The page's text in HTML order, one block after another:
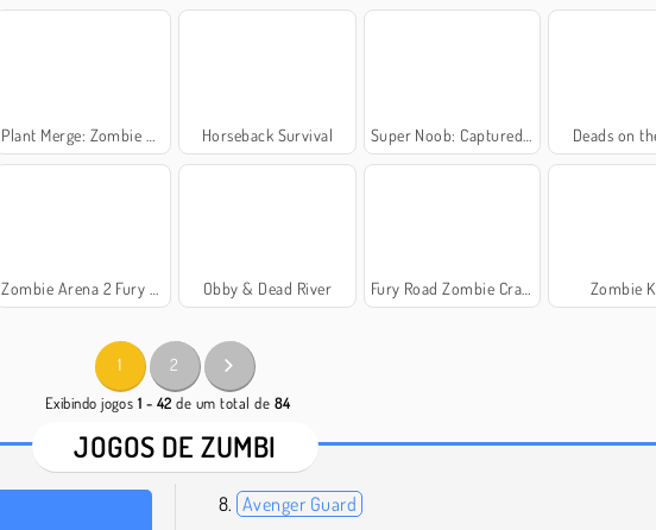
Plant Merge: Zombie War Horseback Survival Super Noob: Captured Miner Deads on
Zombie Arena 2 Fury Road Obby & Dead River Fury Road Zombie Crash Zombie
1 2
Exibindo jogos 1 - 42 de um total de 84
JOGOS DE ZUMBI
Avenger Guard